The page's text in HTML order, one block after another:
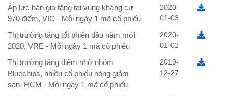
Áp lực bán gia tăng tại vùng kháng cự
970 điểm, VIC - Mỗi ngày 1 mã cổ phiếu
2020-
01-03
Thị trường tăng tốt phiên đầu năm mới
2020, VRE - Mỗi ngày 1 mã cổ phiếu
2020-
01-02
Thị trường tăng điểm nhờ nhóm
Bluechips, nhiều cổ phiếu nóng giảm
sàn, HCM - Mỗi ngày 1 mã cổ phiếu
2019-
12-27